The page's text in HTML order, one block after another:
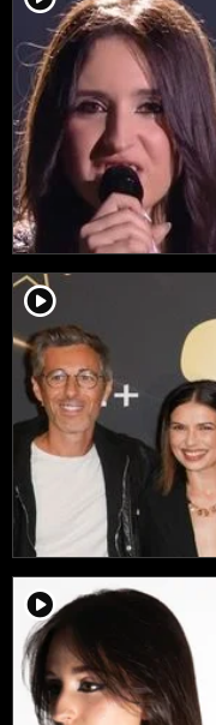
player2
player2